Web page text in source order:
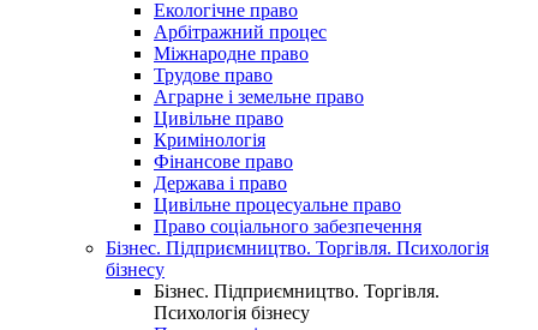
Екологічне право
Арбітражний процес
Міжнародне право
Трудове право
Аграрне і земельне право
Цивільне право
Кримінологія
Фінансове право
Держава і право
Цивільне процесуальне право
Право соціального забезпечення
Бізнес. Підприємництво. Торгівля. Психологія
бізнесу
Бізнес. Підприємництво. Торгівля.
Психологія бізнесу